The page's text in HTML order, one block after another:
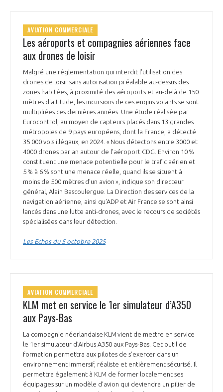
AVIATION COMMERCIALE
Les aéroports et compagnies aériennes face
aux drones de loisir
Malgré une réglementation qui interdit l'utilisation des
drones de loisir sans autorisation préalable au-dessus des
zones habitées, à proximité des aéroports et au-delà de 150
mètres d'altitude, les incursions de ces engins volants se sont
multipliées ces dernières années. Une étude réalisée par
Eurocontrol, au moyen de capteurs placés dans 13 grandes
métropoles de 9 pays européens, dont la France, a détecté
35 000 vols illégaux, en 2024. « Nous détectons entre 3000 et
4000 drones par an autour de l'aéroport CDG. Environ 10 %
constituent une menace potentielle pour le trafic aérien et
5 % à 6 % sont une menace réelle, quand ils se situent à
moins de 500 mètres d'un avion », indique son directeur
général, Alain Bascoulergue. La Direction des services de la
navigation aérienne, ainsi qu’ADP et Air France se sont ainsi
lancés dans une lutte anti-drones, avec le recours de sociétés
spécialisées dans leur détection.
Les Echos du 5 octobre 2025
AVIATION COMMERCIALE
KLM met en service le 1er simulateur d’A350
aux Pays-Bas
La compagnie néerlandaise KLM vient de mettre en service
le 1er simulateur d’Airbus A350 aux Pays-Bas. Cet outil de
formation permettra aux pilotes de s’exercer dans un
environnement immersif, réaliste et entièrement sécurisé. Il
permettra également à KLM de former localement ses
équipages sur un modèle d’avion qui deviendra un pilier de